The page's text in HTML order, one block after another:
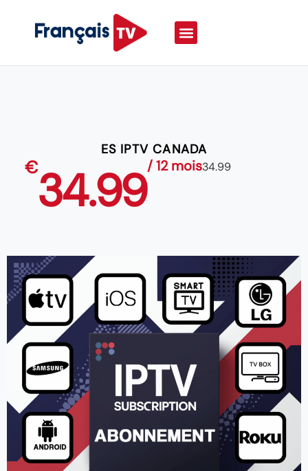
ES IPTV CANADA
€34.99/ 12 mois34.99